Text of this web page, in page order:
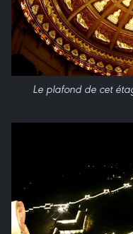
Le plafond de cet